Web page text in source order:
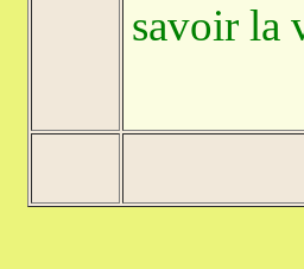
savoir la